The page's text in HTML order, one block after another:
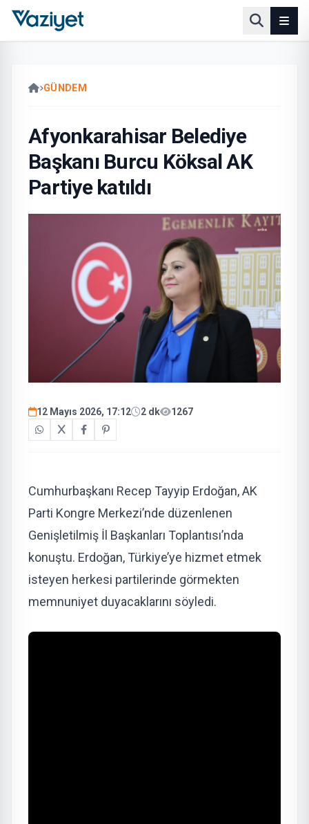
GÜNDEM
Afyonkarahisar Belediye
Başkanı Burcu Köksal AK
Partiye katıldı
12 Mayıs 2026, 17:12 2 dk 1267
Cumhurbaşkanı Recep Tayyip Erdoğan, AK
Parti Kongre Merkezi’nde düzenlenen
Genişletilmiş İl Başkanları Toplantısı’nda
konuştu. Erdoğan, Türkiye’ye hizmet etmek
isteyen herkesi partilerinde görmekten
memnuniyet duyacaklarını söyledi.